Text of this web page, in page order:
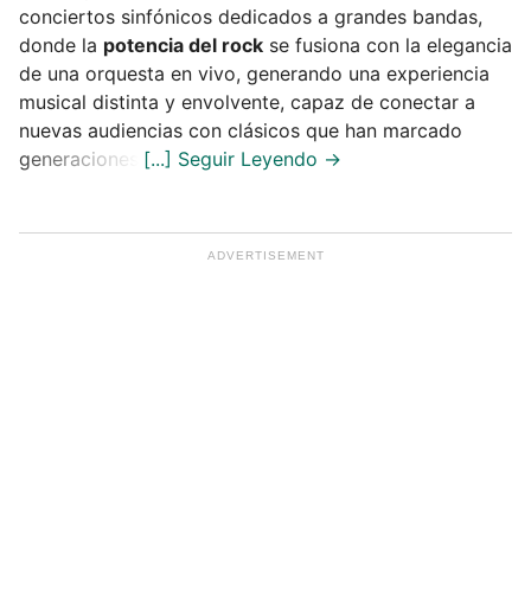
conciertos sinfónicos dedicados a grandes bandas,
donde la potencia del rock se fusiona con la elegancia
de una orquesta en vivo, generando una experiencia
musical distinta y envolvente, capaz de conectar a
nuevas audiencias con clásicos que han marcado
generaciones.